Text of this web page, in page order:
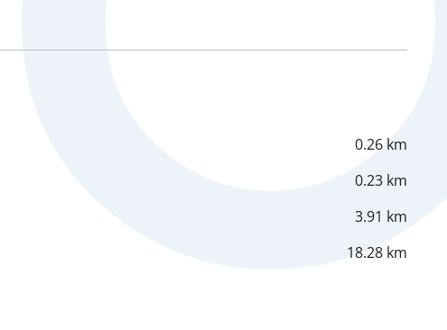
0.26 km
0.23 km
3.91 km
18.28 km